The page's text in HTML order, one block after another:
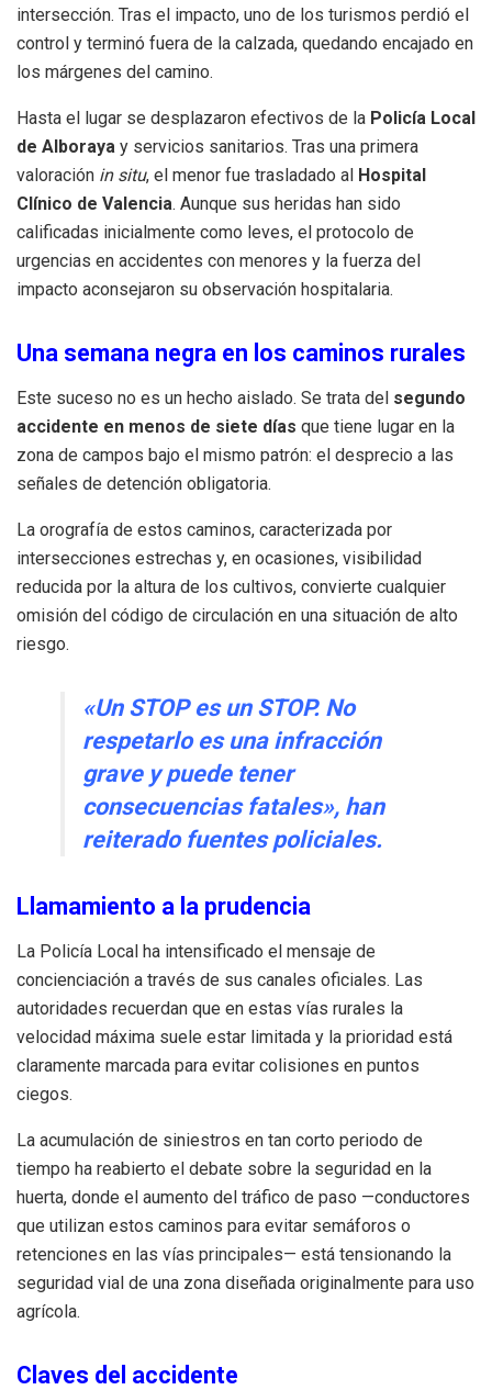
intersección. Tras el impacto, uno de los turismos perdió el
control y terminó fuera de la calzada, quedando encajado en
los márgenes del camino.
Hasta el lugar se desplazaron efectivos de la Policía Local
de Alboraya y servicios sanitarios. Tras una primera
valoración in situ, el menor fue trasladado al Hospital
Clínico de Valencia. Aunque sus heridas han sido
calificadas inicialmente como leves, el protocolo de
urgencias en accidentes con menores y la fuerza del
impacto aconsejaron su observación hospitalaria.
Una semana negra en los caminos rurales
Este suceso no es un hecho aislado. Se trata del segundo
accidente en menos de siete días que tiene lugar en la
zona de campos bajo el mismo patrón: el desprecio a las
señales de detención obligatoria.
La orografía de estos caminos, caracterizada por
intersecciones estrechas y, en ocasiones, visibilidad
reducida por la altura de los cultivos, convierte cualquier
omisión del código de circulación en una situación de alto
riesgo.
«Un STOP es un STOP. No
respetarlo es una infracción
grave y puede tener
consecuencias fatales», han
reiterado fuentes policiales.
Llamamiento a la prudencia
La Policía Local ha intensificado el mensaje de
concienciación a través de sus canales oficiales. Las
autoridades recuerdan que en estas vías rurales la
velocidad máxima suele estar limitada y la prioridad está
claramente marcada para evitar colisiones en puntos
ciegos.
La acumulación de siniestros en tan corto periodo de
tiempo ha reabierto el debate sobre la seguridad en la
huerta, donde el aumento del tráfico de paso —conductores
que utilizan estos caminos para evitar semáforos o
retenciones en las vías principales— está tensionando la
seguridad vial de una zona diseñada originalmente para uso
agrícola.
Claves del accidente